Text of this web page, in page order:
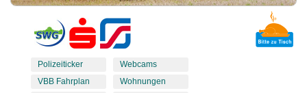
Polizeiticker
VBB Fahrplan
Webcams
Wohnungen